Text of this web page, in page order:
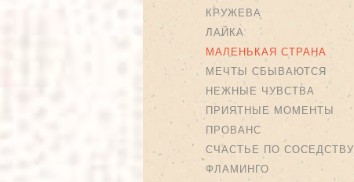
КРУЖЕВА
ЛАЙКА
МАЛЕНЬКАЯ СТРАНА
МЕЧТЫ СБЫВАЮТСЯ
НЕЖНЫЕ ЧУВСТВА
ПРИЯТНЫЕ МОМЕНТЫ
ПРОВАНС
СЧАСТЬЕ ПО СОСЕДСТВУ
ФЛАМИНГО